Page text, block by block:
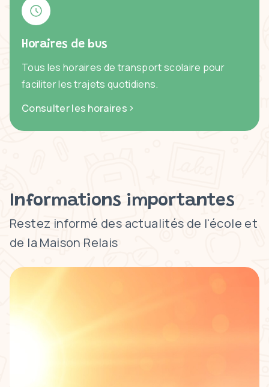
Horaires de bus
Tous les horaires de transport scolaire pour
faciliter les trajets quotidiens.
Consulter les horaires
Informations importantes
Restez informé des actualités de l'école et
de la Maison Relais